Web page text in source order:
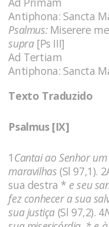
Antiphona: Sancta
Psalmus: Miserere
supra [Ps III]
Ad Tertiam
Antiphona: Sancta
Texto Traduzido
Psalmus [IX]
1 Cantai ao Senhor
maravilhas (Sl 97,1).
sua destra * e seu
fez conhecer a sua
sua justiça (Sl 97,2). 4